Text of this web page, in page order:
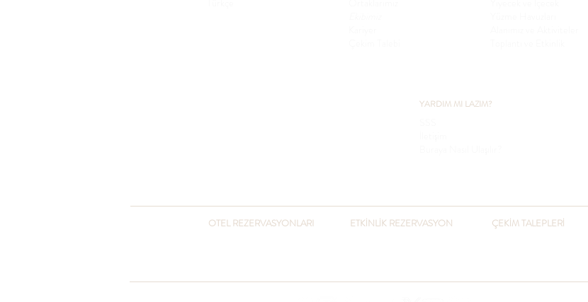
YARDIM MI LAZIM?
OTEL REZERVASYONLARI ETKİNLİK REZERVASYON ÇEKİM TALEPLERİ